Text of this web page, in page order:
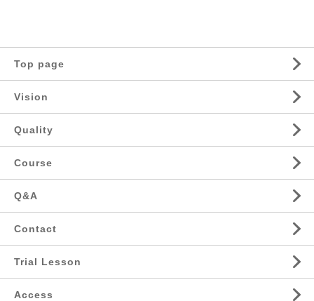
Top page
Vision
Quality
Course
Q&A
Contact
Trial Lesson
Access